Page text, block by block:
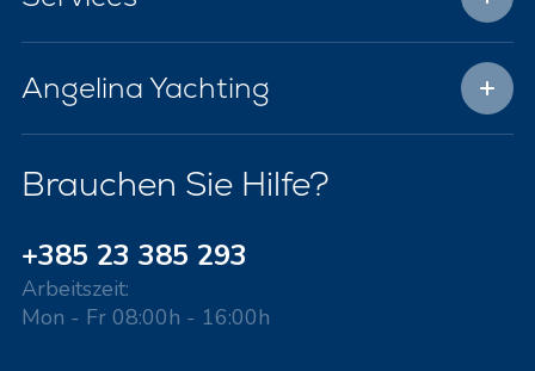
Angelina Yachting
Brauchen Sie Hilfe?
+385 23 385 293
Arbeitszeit:
Mon - Fr 08:00h - 16:00h